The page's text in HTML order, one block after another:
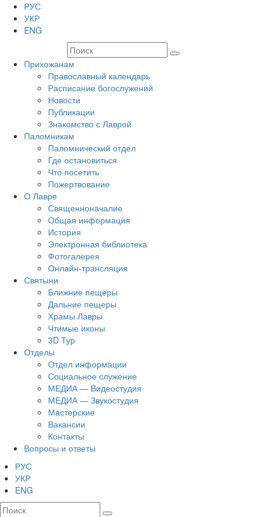
РУС
УКР
ENG
Прихожанам
Православный календарь
Расписание богослужений
Новости
Публикации
Знакомство с Лаврой
Паломникам
Паломнический отдел
Где остановиться
Что посетить
Пожертвование
О Лавре
Священноначалие
Общая информация
История
Электронная библиотека
Фотогалерея
Онлайн-трансляция
Святыни
Ближние пещеры
Дальние пещеры
Храмы Лавры
Чтимые иконы
3D Тур
Отделы
Отдел информации
Социальное служение
МЕДИА — Видеостудия
МЕДИА — Звукостудия
Мастерские
Вакансии
Контакты
Вопросы и ответы
РУС
УКР
ENG